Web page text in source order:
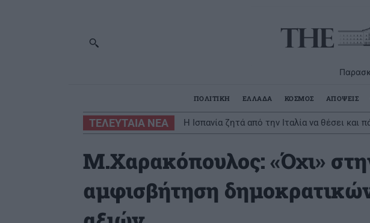
ΠΟΛΙΤΙΚΗ ΕΛΛΑΔΑ ΚΟΣΜΟΣ ΑΠΟΨΕΙΣ
ΤΕΛΕΥΤΑΙΑ ΝΕΑ
H Ισπανία ζητά από την Ιταλία να θέσει
επιβολές ή τελεσίγραφα
Μ.Χαρακόπουλος: «Όχι»
αμφισβήτηση